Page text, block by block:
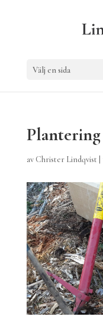
Välj en sida
av Christer Lindqvist